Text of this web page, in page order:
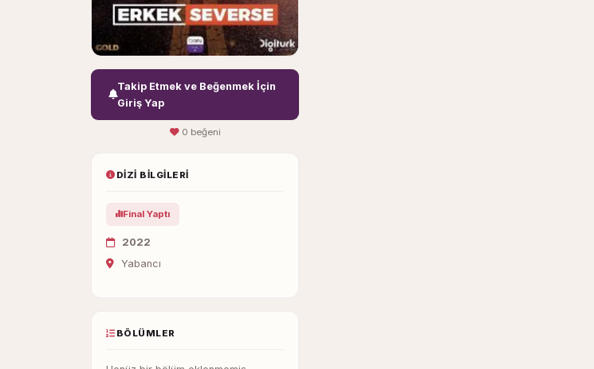
Takip Etmek ve Beğenmek İçin
Giriş Yap
0 beğeni
DIZI BILGILERI
Final Yaptı
2022
Yabancı
BÖLÜMLER